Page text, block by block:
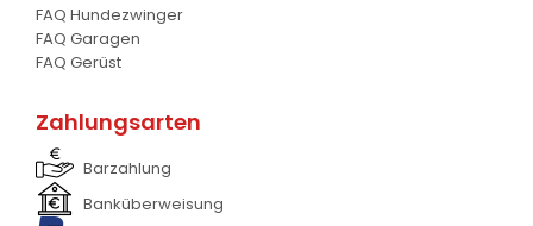
Frontanbau Kat. 1 und Kat.2
FAQ Hundezwinger
FAQ Garagen
FAQ Gerüst
Zahlungsarten
Barzahlung
Banküberweisung